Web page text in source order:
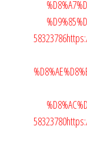
58323786
58323780